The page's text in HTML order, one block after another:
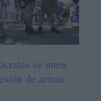
se unen
de armas